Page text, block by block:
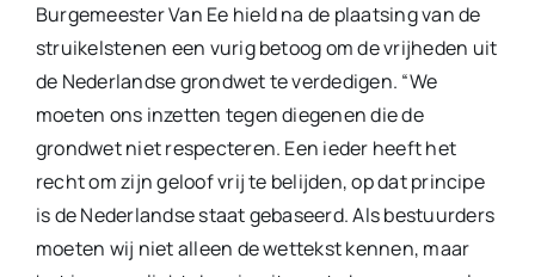
Burgemeester Van Ee hield na de plaatsing van de
struikelstenen een vurig betoog om de vrijheden uit
de Nederlandse grondwet te verdedigen. “We
moeten ons inzetten tegen diegenen die de
grondwet niet respecteren. Een ieder heeft het
recht om zijn geloof vrij te belijden, op dat principe
is de Nederlandse staat gebaseerd. Als bestuurders
moeten wij niet alleen de wettekst kennen, maar